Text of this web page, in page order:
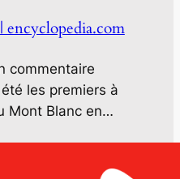
commentaire
les premiers à
Mont Blanc en…